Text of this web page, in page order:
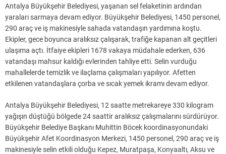
Antalya Büyükşehir Belediyesi, yaşanan sel felaketinin ardından
yaraları sarmaya devam ediyor. Büyükşehir Belediyesi, 1450 personel,
290 araç ve iş makinesiyle sahada vatandaşın yardımına koştu.
Ekipler, gece boyunca aralıksız çalışarak, trafiğe kapanan alt geçitleri
ulaşıma açtı. İtfaiye ekipleri 1678 vakaya müdahale ederken, 636
vatandaşı mahsur kaldığı evlerinden tahliye etti. Selin vurduğu
mahallelerde temizlik ve ilaçlama çalışmaları yapılıyor. Afetten
etkilenen vatandaşlara çorba ve sıcak yemek ikramı devam ediyor.
Antalya Büyükşehir Belediyesi, 12 saatte metrekareye 330 kilogram
yağışın düştüğü bölgede 24 saattir aralıksız çalışmalarını sürdürüyor.
Büyükşehir Belediye Başkanı Muhittin Böcek koordinasyonundaki
Büyükşehir Afet Koordinasyon Merkezi, 1450 personel, 290 araç ve iş
makinesiyle selin etkili olduğu Kepez, Muratpaşa, Konyaaltı, Aksu ve